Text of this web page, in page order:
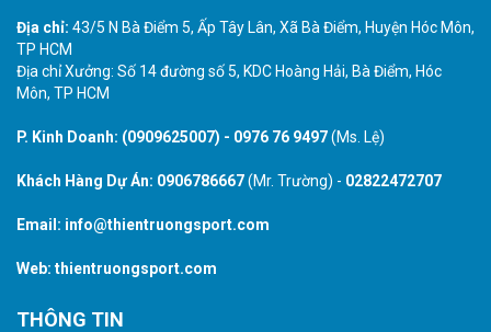
Địa chỉ: 43/5 N Bà Điểm 5, Ấp Tây Lân, Xã Bà Điểm, Huyện Hóc Môn,
TP HCM
Địa chỉ Xưởng: Số 14 đường số 5, KDC Hoàng Hải, Bà Điểm, Hóc
Môn, TP HCM
P. Kinh Doanh: (0909625007) - 0976 76 9497(Ms. Lệ)
Khách Hàng Dự Án: 0906786667(Mr. Trường) - 02822472707
Email: info@thientruongsport.com
Web: thientruongsport.com
THÔNG TIN